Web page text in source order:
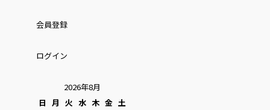
会員登録
ログイン
2026年8月
日 月 火 水 木 金 土